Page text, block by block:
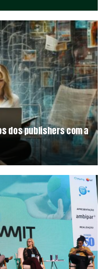
dos publishers com a